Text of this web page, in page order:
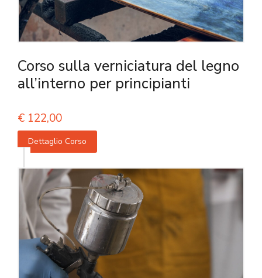
Corso sulla verniciatura del legno
all’interno per principianti
€ 122,00
Dettaglio Corso